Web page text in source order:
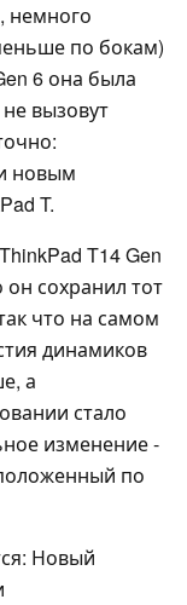
немного
по бокам)
6 она была
вызовут
новым
T.
T14 Gen
сохранил тот
что на самом
динамиков
а
стало
изменение -
по
Новый